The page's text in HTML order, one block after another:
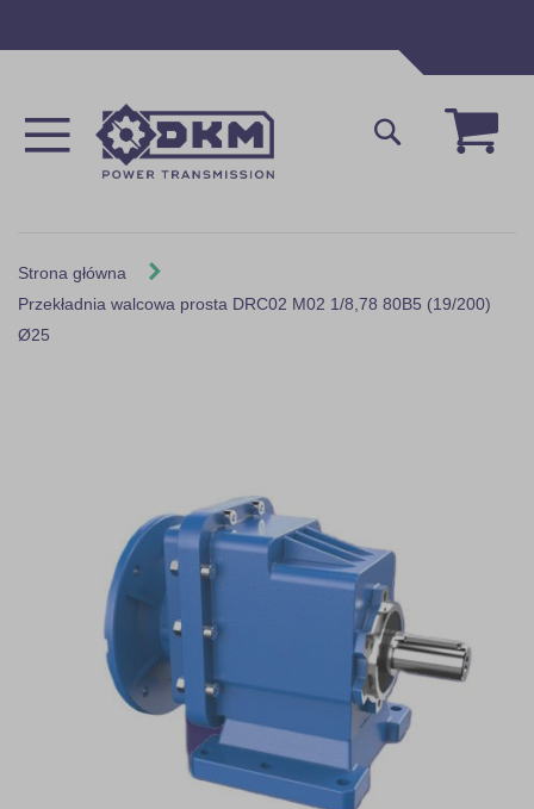
Mój
Szukaj
Strona główna
Przekładnia walcowa prosta DRC02 M02 1/8,78 80B5 (19/200)
Ø25